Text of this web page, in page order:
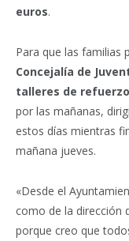
euros.
Para que las familias
Concejalía de
talleres de
por las mañanas,
estos días mientras
mañana jueves.
«Desde el
como de la dirección
porque creo que